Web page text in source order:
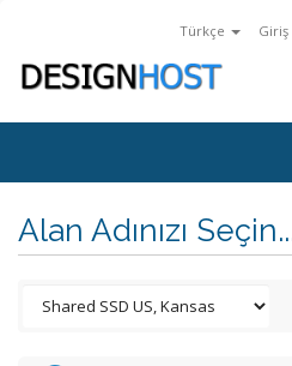
Türkçe Giriş
Alan Adınızı